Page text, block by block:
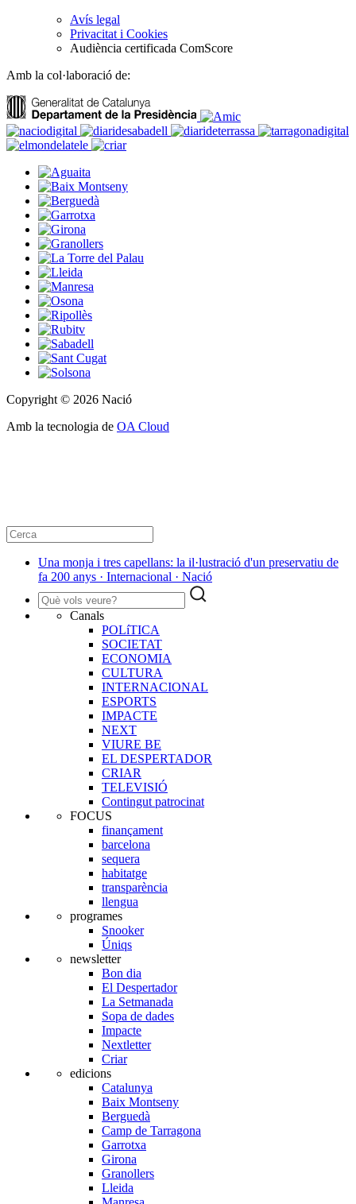
Avís legal
Privacitat i Cookies
Audiència certificada ComScore
Amb la col·laboració de:
Copyright © 2026 Nació
Amb la tecnologia de OA Cloud
Una monja i tres capellans: la il·lustració d'un preservatiu de
fa 200 anys · Internacional · Nació
Canals
POLíTICA
SOCIETAT
ECONOMIA
CULTURA
INTERNACIONAL
ESPORTS
IMPACTE
NEXT
VIURE BE
EL DESPERTADOR
CRIAR
TELEVISIÓ
Contingut patrocinat
FOCUS
finançament
barcelona
sequera
habitatge
transparència
llengua
programes
Snooker
Úniqs
newsletter
Bon dia
El Despertador
La Setmanada
Sopa de dades
Impacte
Nextletter
Criar
edicions
Catalunya
Baix Montseny
Berguedà
Camp de Tarragona
Garrotxa
Girona
Granollers
Lleida